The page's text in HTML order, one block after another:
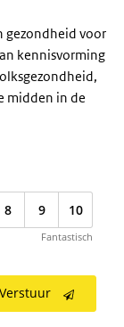
gezondheid voor
kennisvorming
midden in de
8 9 10
Fantastisch
Verstuur